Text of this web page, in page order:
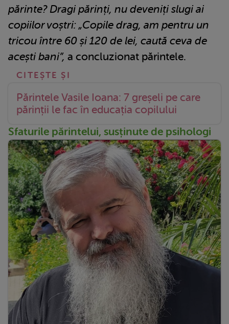
părinte? Dragi părinți, nu deveniți slugi ai
copiilor voștri: „Copile drag, am pentru un
tricou între 60 și 120 de lei, caută ceva de
acești bani”, a concluzionat părintele.
Părintele Vasile Ioana: 7 greșeli pe care
părinții le fac în educația copilului
Sfaturile părintelui, susținute de psihologi